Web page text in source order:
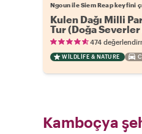
Ngoun ile Siem Reap keyfini
Kulen Dağı Milli
Tur (Doğa
474
WILDLIFE & NATURE
Kamboçya